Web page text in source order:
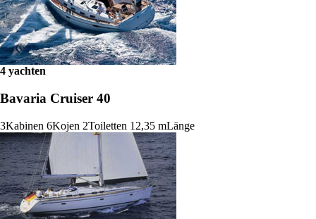
4 yachten
Bavaria Cruiser 40
3Kabinen 6Kojen 2Toiletten 12,35 mLänge